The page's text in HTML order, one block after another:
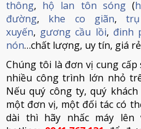
thông, hộ lan tôn sóng(
đường, khe co giãn,
xuyến, gương cầu lồi, đinh
nón…chất lượng, uy tín, giá
Chúng tôi là đơn vị cung
nhiều công trình lớn nhỏ
Nếu quý công ty, quý
một đơn vị, một đối tác có
dài thì hãy nhấc máy lên